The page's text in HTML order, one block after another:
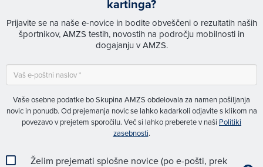
kartinga?
Prijavite se na naše e-novice in bodite obveščeni o rezultatih naših
športnikov, AMZS testih, novostih na področju mobilnosti in
dogajanju v AMZS.
Vaše osebne podatke bo Skupina AMZS obdelovala za namen pošiljanja
novic in ponudb. Od prejemanja novic se lahko kadarkoli odjavite s klikom na
povezavo v prejetem sporočilu. Več si lahko preberete v naši Politiki
zasebnosti.
Želim prejemati splošne novice (po e-pošti, prek